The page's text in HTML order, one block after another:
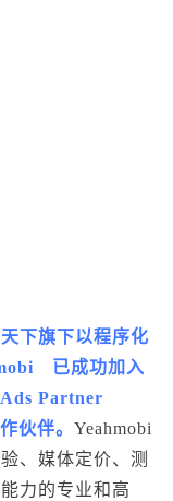
下旗下以程序化
已成功加入
Partner
伙伴。 Yeahmobi
、媒体定价、测
力的专业和高